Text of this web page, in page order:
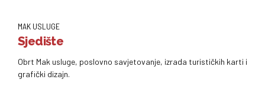
MAK USLUGE
Sjedište
Obrt Mak usluge, poslovno savjetovanje, izrada turističkih karti i
grafički dizajn.